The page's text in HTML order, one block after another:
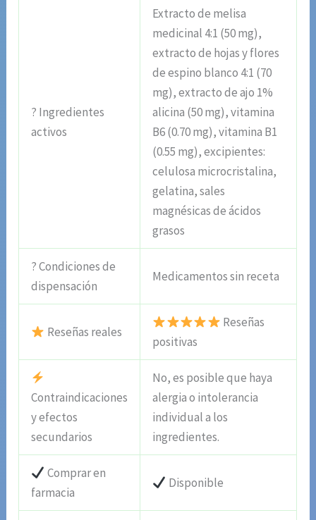
? Ingredientes
activos
Extracto de melisa
medicinal 4:1 (50 mg),
extracto de hojas y flores
de espino blanco 4:1 (70
mg), extracto de ajo 1%
alicina (50 mg), vitamina
B6 (0.70 mg), vitamina B1
(0.55 mg), excipientes:
celulosa microcristalina,
gelatina, sales
magnésicas de ácidos
grasos
? Condiciones de
dispensación
Medicamentos sin receta
Reseñas reales
Reseñas
positivas
Contraindicaciones
y efectos
secundarios
No, es posible que haya
alergia o intolerancia
individual a los
ingredientes.
Comprar en
farmacia
Disponible